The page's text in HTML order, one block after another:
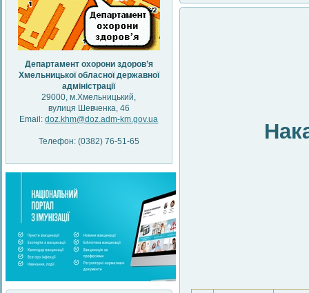
Департамент охорони здоров’я
Хмельницької обласної державної
адміністрації
29000, м.Хмельницький,
вулиця Шевченка, 46
Email:doz.khm@doz.adm-km.gov.ua
Телефон: (0382) 76-51-65